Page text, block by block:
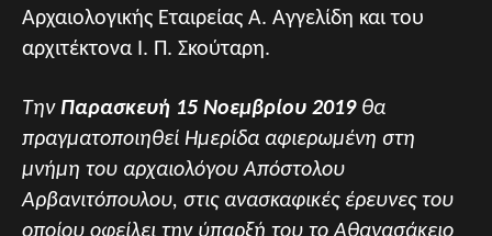
Αρχαιολογικής Εταιρείας Α. Αγγελίδη και του
αρχιτέκτονα Ι. Π. Σκούταρη.
ΤηνΠαρασκευή 15 Νοεμβρίου 2019θα
πραγματοποιηθεί Ημερίδα αφιερωμένη στη
μνήμη του αρχαιολόγου Απόστολου
Αρβανιτόπουλου, στις ανασκαφικές έρευνες του
οποίου οφείλει την ύπαρξή του το Αθανασάκειο